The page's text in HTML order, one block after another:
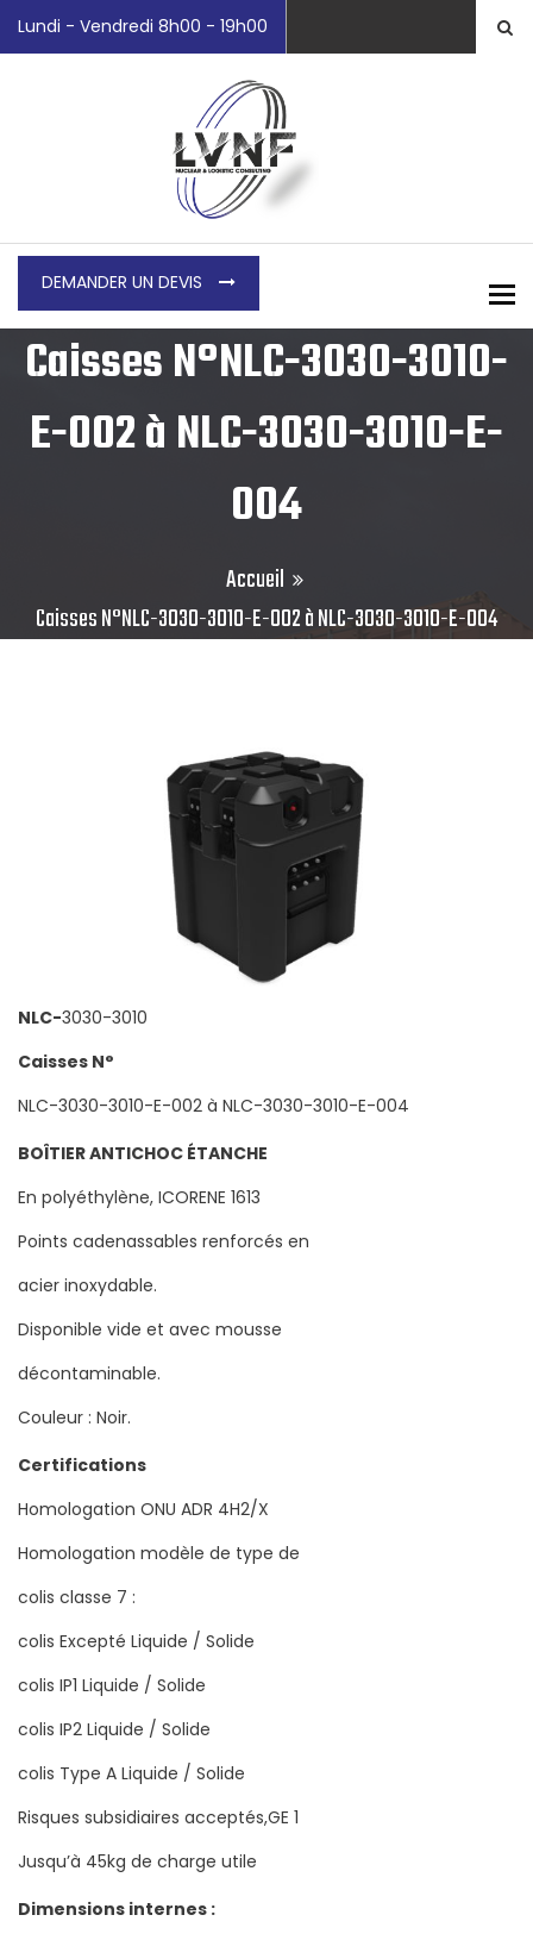
Lundi - Vendredi 8h00 - 19h00
DEMANDER UN DEVIS
Caisses N°NLC-3030-3010-
E-002 à NLC-3030-3010-E-
004
Accueil
Caisses N°NLC-3030-3010-E-002 à NLC-3030-3010-E-004
NLC-3030-3010
Caisses N°
NLC-3030-3010-E-002 à NLC-3030-3010-E-004
BOÎTIER ANTICHOC ÉTANCHE
En polyéthylène, ICORENE 1613
Points cadenassables renforcés en
acier inoxydable.
Disponible vide et avec mousse
décontaminable.
Couleur : Noir.
Certifications
Homologation ONU ADR 4H2/X
Homologation modèle de type de
colis classe 7 :
colis Excepté Liquide / Solide
colis IP1 Liquide / Solide
colis IP2 Liquide / Solide
colis Type A Liquide / Solide
Risques subsidiaires acceptés,GE 1
Jusqu’à 45kg de charge utile
Dimensions internes :